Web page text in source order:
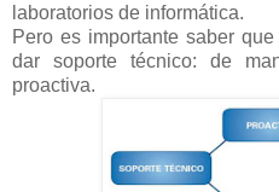
laboratorios de informática.
Pero es importante saber
dar soporte técnico: de
proactiva.